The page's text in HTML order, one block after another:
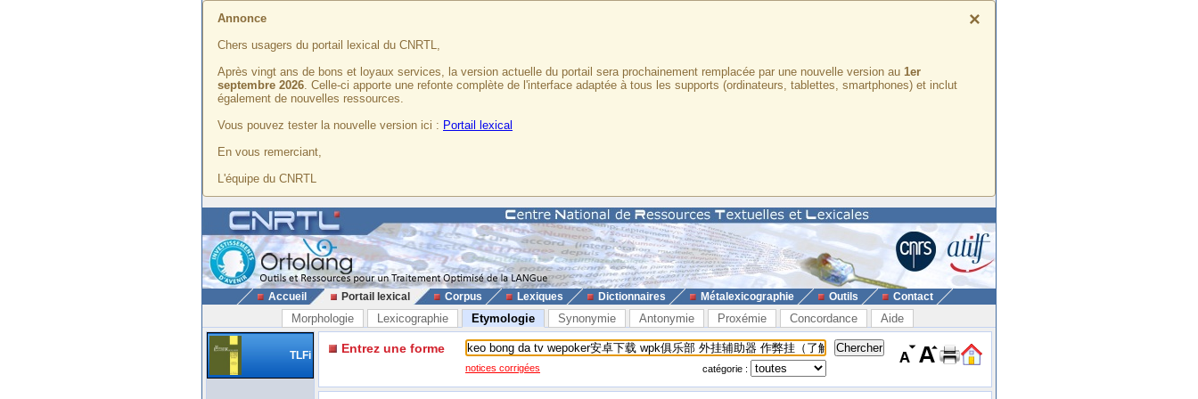
×
Annonce
Chers usagers du portail lexical du CNRTL,
Après vingt ans de bons et loyaux services, la version actuelle du portail sera prochainement remplacée par une nouvelle version au 1er
septembre 2026. Celle-ci apporte une refonte complète de l'interface adaptée à tous les supports (ordinateurs, tablettes, smartphones) et inclut
également de nouvelles ressources.
Vous pouvez tester la nouvelle version ici : Portail lexical
En vous remerciant,
L'équipe du CNRTL
Accueil Portail lexical Corpus Lexiques Dictionnaires Métalexicographie Outils Contact
Morphologie Lexicographie Etymologie Synonymie Antonymie Proxémie Concordance Aide
TLFi Entrez une forme
notices corrigées catégorie :